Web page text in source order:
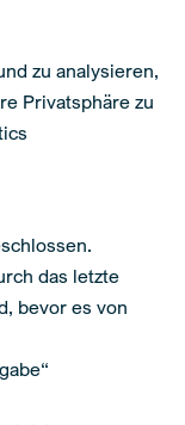
zu analysieren,
Privatsphäre zu
das letzte
bevor es von